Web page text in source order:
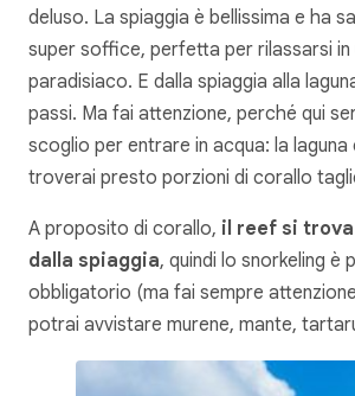
deluso. La spiaggia è bellissima e ha
super soffice, perfetta per rilassarsi
paradisiaco. E dalla spiaggia alla
passi. Ma fai attenzione, perché qui
scoglio per entrare in acqua: la
troverai presto porzioni di corallo
A proposito di corallo, il reef si
dalla spiaggia, quindi lo snorkeling è
obbligatorio (ma fai sempre
potrai avvistare murene, mante,